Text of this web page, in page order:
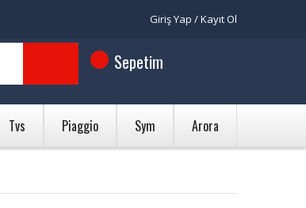
Giriş Yap / Kayıt Ol
Sepetim
Tvs Piaggio Sym Arora